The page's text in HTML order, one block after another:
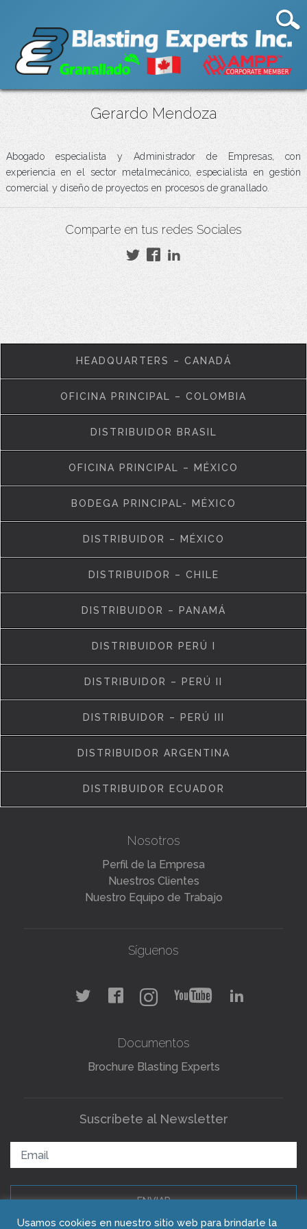
Gerardo Mendoza
Abogado especialista y Administrador de Empresas, con
experiencia en el sector metalmecánico, especialista en gestión
comercial y diseño de proyectos en procesos de granallado.
Comparte en tus redes Sociales
HEADQUARTERS – CANADÁ
OFICINA PRINCIPAL – COLOMBIA
DISTRIBUIDOR BRASIL
OFICINA PRINCIPAL – MÉXICO
BODEGA PRINCIPAL- MÉXICO
DISTRIBUIDOR – MÉXICO
DISTRIBUIDOR – CHILE
DISTRIBUIDOR – PANAMÁ
DISTRIBUIDOR PERÚ I
DISTRIBUIDOR – PERÚ II
DISTRIBUIDOR – PERÚ III
DISTRIBUIDOR ARGENTINA
DISTRIBUIDOR ECUADOR
Nosotros
Perfil de la Empresa
Nuestros Clientes
Nuestro Equipo de Trabajo
Síguenos
Documentos
Brochure Blasting Experts
Suscríbete al Newsletter
ENVIAR
Usamos cookies en nuestro sitio web para brindarle la